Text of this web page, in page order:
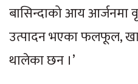
बासिन्दाको आय आर्जनमा
उत्पादन भएका फलफूल,
थालेका छन ।’